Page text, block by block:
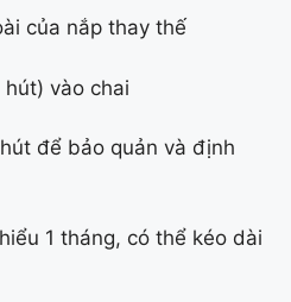
của nắp thay thế
vào chai
để bảo quản và định
1 tháng, có thể kéo dài